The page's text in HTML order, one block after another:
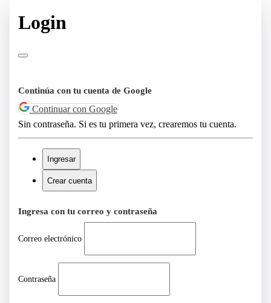
Login
Continúa con tu cuenta de Google
Continuar con Google
Sin contraseña. Si es tu primera vez, crearemos tu cuenta.
Ingresar
Crear cuenta
Ingresa con tu correo y contraseña
Correo electrónico
Contraseña